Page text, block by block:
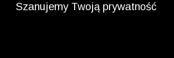
Program lojalnościowy
Szanujemy Twoją prywatność